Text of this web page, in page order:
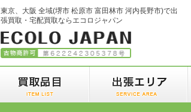
東京、大阪 全域(堺市 松原市 富田林市 河内長野市)で出
張買取・宅配買取ならエコロジャパン